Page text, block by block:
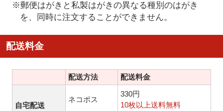
※郵便はがきと私製はがきの異なる種別のはがき
を、同時に注文することができません。
配送料金
配送方法 配送料金
自宅配送
ネコポス
330円
10枚以上送料無料